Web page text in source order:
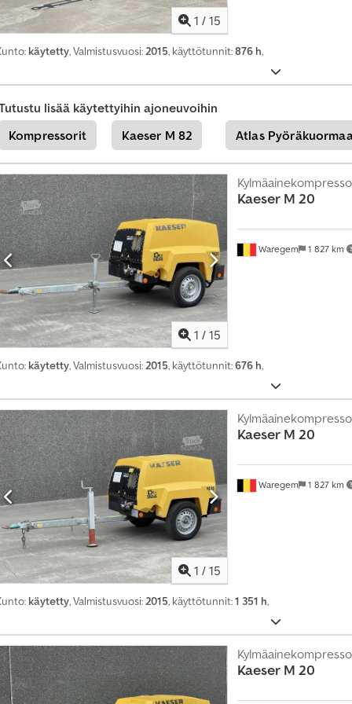
i
t
ä
n
e
i
l
1 / 15
käytetty, Valmistusvuosi:2015, käyttötunnit:876 h,
lisää käytettyihin ajoneuvoihin
Kompressorit
Kaeser M 82 Atlas
1 / 15
Waregem 1 827 km
Kaeser M 20
käytetty, Valmistusvuosi:2015, käyttötunnit:676 h,
1 / 15
Waregem 1 827 km
Kaeser M 20
käytetty, Valmistusvuosi:2015, käyttötunnit:1 351 h,
Kaeser M 20